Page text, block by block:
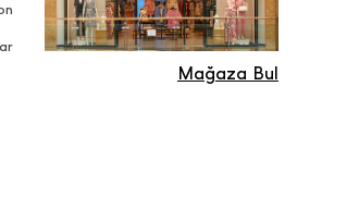
Mağaza Bul